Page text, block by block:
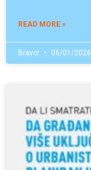
READ MORE »
Bravo! 06/01/2026